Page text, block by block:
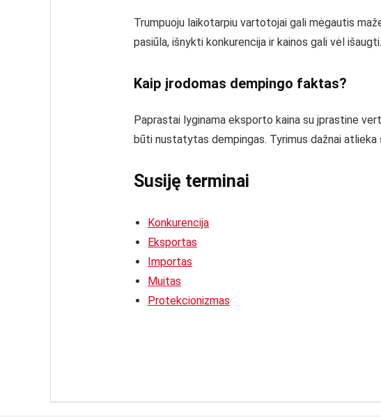
Trumpuoju laikotarpiu vartotojai gali mėgautis
pasiūla, išnykti konkurencija ir kainos gali vėl išaugti.
Kaip įrodomas dempingo faktas?
Paprastai lyginama eksporto kaina su įprastine
būti nustatytas dempingas. Tyrimus dažnai
Susiję terminai
Konkurencija
Eksportas
Importas
Muitas
Protekcionizmas